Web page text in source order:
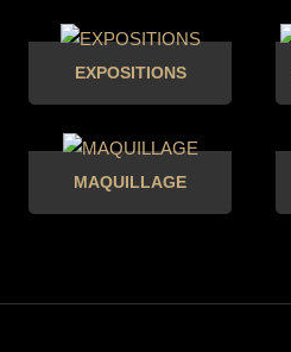
EXPOSITIONS
MAQUILLAGE